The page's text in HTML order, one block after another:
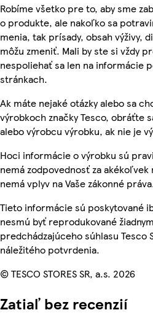
Robíme všetko pre to, aby sme
o produkte, ale nakoľko sa
menia, tak prísady, obsah výživy,
môžu zmeniť. Mali by ste si vždy
nespoliehať sa len na informácie
stránkach.
Ak máte nejaké otázky alebo sa
výrobkoch značky Tesco, obráťte
alebo výrobcu výrobku, ak nie je
Hoci informácie o výrobku sú
nemá zodpovednosť za
nemá vplyv na Vaše zákonné
Tieto informácie sú poskytované
nesmú byť reprodukované
predchádzajúceho súhlasu Tesco
náležitého potvrdenia.
© TESCO STORES SR, a.s. 2026
Zatiaľ bez recenzií